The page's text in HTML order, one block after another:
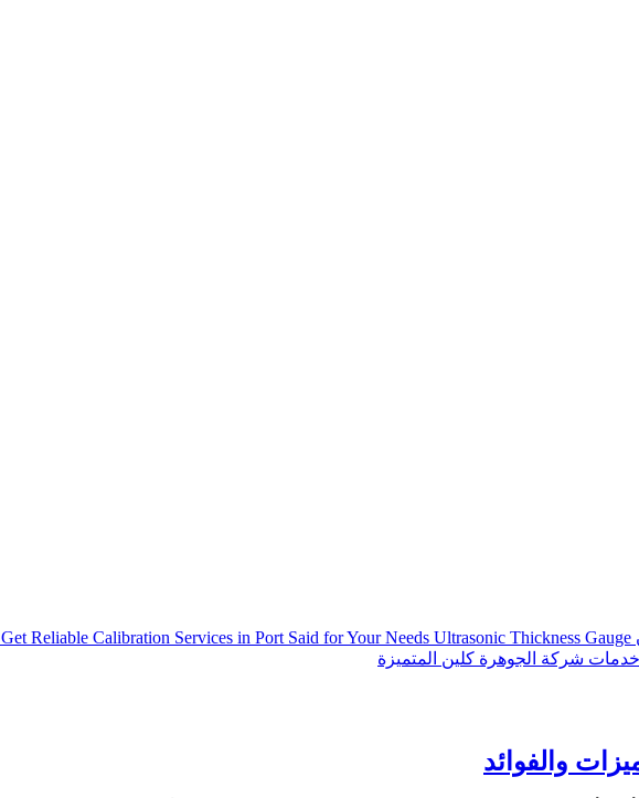
Get Reliable Calibration Services in Port Said for Your Needs Ultrasonic Thickness Gauge
خدمات شركة الجوهرة كلين المتميزة
والفوائد